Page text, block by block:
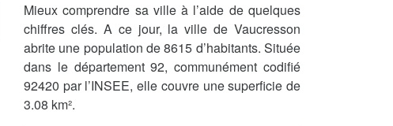
Mieux comprendre sa ville à l’aide de quelques
chiffres clés. A ce jour, la ville de Vaucresson
abrite une population de 8615 d’habitants. Située
dans le département 92, communément codifié
92420 par l’INSEE, elle couvre une superficie de
3.08 km².